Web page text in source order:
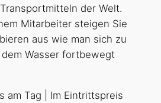
der Welt.
Mitarbeiter steigen Sie
aus wie man sich zu
Wasser fortbewegt
am Tag | Im Eintrittspreis